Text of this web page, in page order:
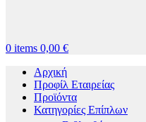
0 items 0,00 €
Αρχική
Προφίλ Εταιρείας
Προϊόντα
Κατηγορίες Επίπλων